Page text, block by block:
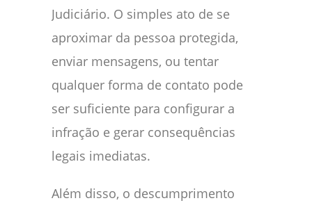
Judiciário. O simples ato de se
aproximar da pessoa protegida,
enviar mensagens, ou tentar
qualquer forma de contato pode
ser suficiente para configurar a
infração e gerar consequências
legais imediatas.
Além disso, o descumprimento